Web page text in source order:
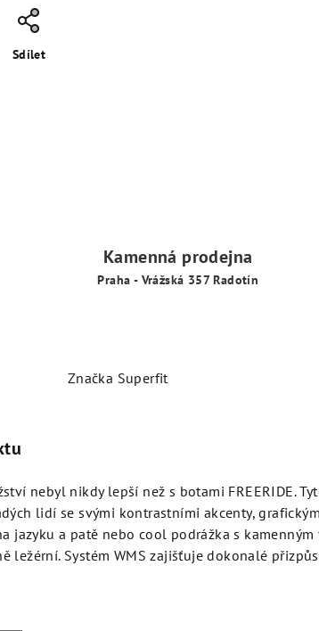
Sdílet
Kamenná prodejna
Praha - Vrážská 357 Radotín
Značka Superfit
nebyl nikdy lepší než s botami FREERIDE.
lidí se svými kontrastními akcenty,
jazyku a patě nebo cool podrážka s
ležérní. Systém WMS zajišťuje dokonalé